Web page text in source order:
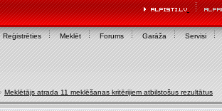
Reģistrēties Meklēt Forums Garāža Servisi
Meklētājs atrada 11 meklēšanas kritērijiem atbilstošus rezultātus